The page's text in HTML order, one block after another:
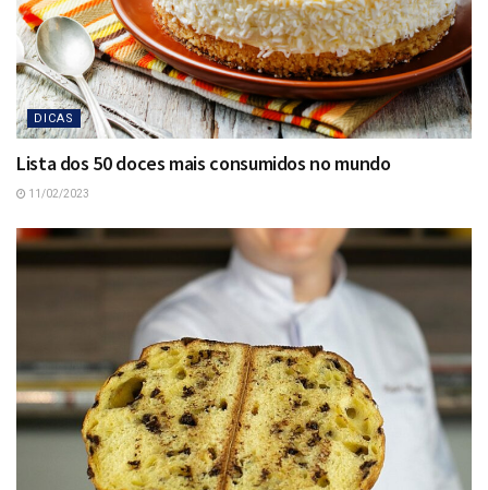
DICAS
Lista dos 50 doces mais consumidos no mundo
11/02/2023